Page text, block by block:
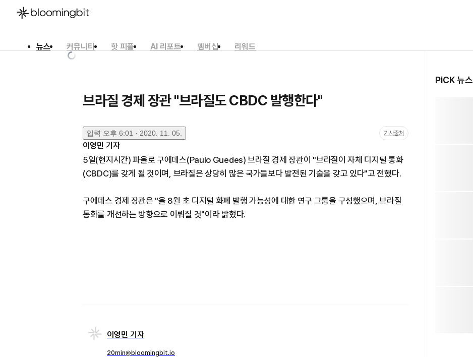
뉴스 커뮤니티 핫 피플 AI 리포트 멤버십
리워드
브라질 경제 장관 "브라질도 CBDC 발행한다"
입력 오후 6:01 · 2020. 11. 05. 기사출처
이영민 기자
5일(현지시간) 파울로 구에데스(Paulo Guedes) 브라질 경제 장관이 "브라질이 자체 디지털 통화
(CBDC)를 갖게 될 것이며, 브라질은 상당히 많은 국가들보다 발전된 기술을 갖고 있다"고 전했다.
구에데스 경제 장관은 "올 8월 초 디지털 화폐 발행 가능성에 대한 연구 그룹을 구성했으며, 브라질
통화를 개선하는 방향으로 이뤄질 것"이라 밝혔다.
이영민 기자
20min@bloomingbit.io
PiCK 뉴스